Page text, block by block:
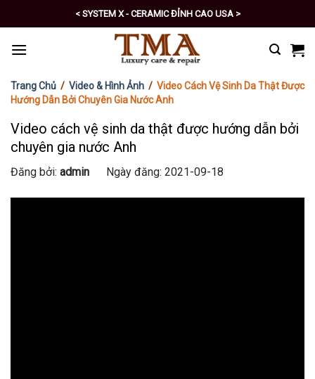
to
content
< SYSTEM X - CERAMIC ĐỈNH CAO USA >
< PRO - TỰ CHĂM SÓC XE SỐ 1 >
Trang Chủ / Video & Hình Ảnh / Video Cách Vệ Sinh Da Thật Được
Hướng Dẫn Bởi Chuyên Gia Nước Anh
Video cách vệ sinh da thật được hướng dẫn bởi
chuyên gia nước Anh
Đăng bởi: admin Ngày đăng: 2021-09-18